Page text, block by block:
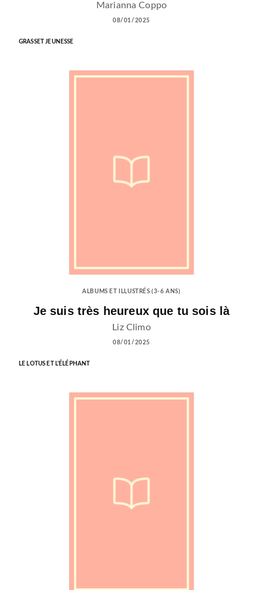
Marianna Coppo
08/01/2025
GRASSET JEUNESSE
ALBUMS ET ILLUSTRÉS (3-6 ANS)
Je suis très heureux que tu sois là
Liz Climo
08/01/2025
LE LOTUS ET L'ÉLÉPHANT